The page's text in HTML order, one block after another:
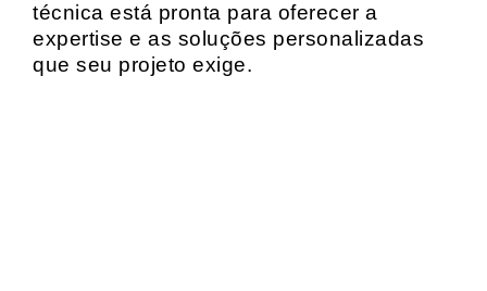
técnica está pronta para oferecer a
expertise e as soluções personalizadas
que seu projeto exige.